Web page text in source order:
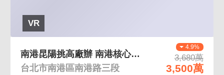
VR
4.9%
3,680萬
3,500萬
南港昆陽挑高廠辦 南港核心發展區大使用空間
台北市南港區南港路三段